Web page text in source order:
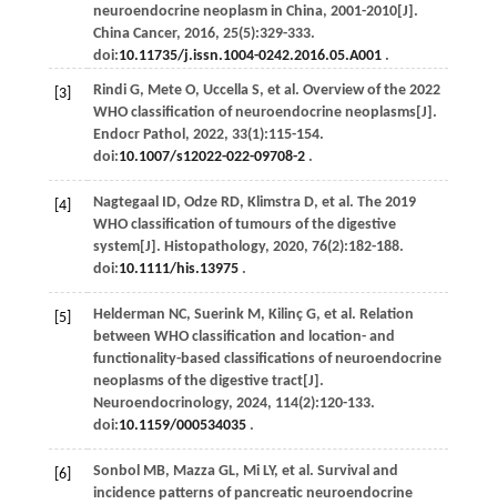
neuroendocrine neoplasm in China, 2001-2010[J].
China Cancer, 2016, 25(5):329-333.
doi:10.11735/j.issn.1004-0242.2016.05.A001.
[3] Rindi G, Mete O, Uccella S, et al. Overview of the 2022
WHO classification of neuroendocrine neoplasms[J].
Endocr Pathol, 2022, 33(1):115-154.
doi:10.1007/s12022-022-09708-2.
[4] Nagtegaal ID, Odze RD, Klimstra D, et al. The 2019
WHO classification of tumours of the digestive
system[J]. Histopathology, 2020, 76(2):182-188.
doi:10.1111/his.13975.
[5] Helderman NC, Suerink M, Kilinç G, et al. Relation
between WHO classification and location- and
functionality-based classifications of neuroendocrine
neoplasms of the digestive tract[J].
Neuroendocrinology, 2024, 114(2):120-133.
doi:10.1159/000534035.
[6] Sonbol MB, Mazza GL, Mi LY, et al. Survival and
incidence patterns of pancreatic neuroendocrine